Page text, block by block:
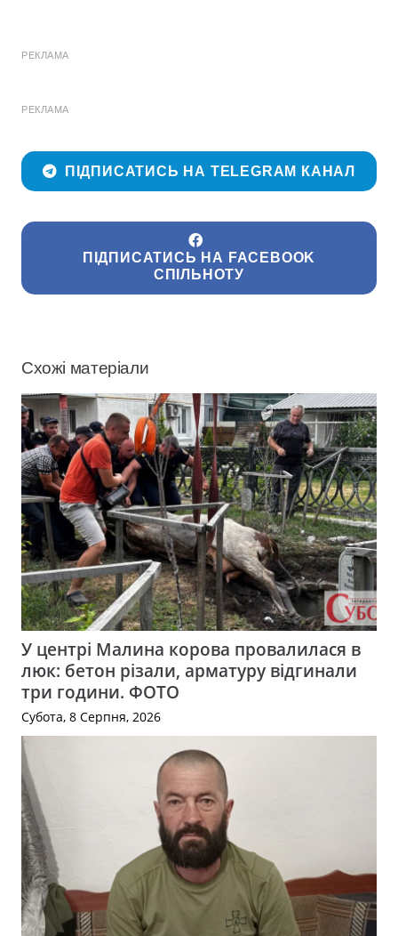
РЕКЛАМА
РЕКЛАМА
ПІДПИСАТИСЬ НА TELEGRAM КАНАЛ
ПІДПИСАТИСЬ НА FACEBOOK
СПІЛЬНОТУ
Схожі матеріали
У центрі Малина корова провалилася в
люк: бетон різали, арматуру відгинали
три години. ФОТО
Субота, 8 Серпня, 2026